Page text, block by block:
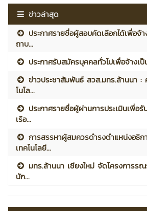
ข่าวล่าสุด
ประกาศรายชื่อผู้สอบคัดเลือกได้เพื่อจ้
ถาบ...
ประกาศรับสมัครบุคคลทั่วไปเพื่อจ้างเ
ข่าวประชาสัมพันธ์ สวส.มทร.ล้านนา :
โนโล...
ประกาศรายชื่อผู้ผ่านการประเมินเพื่อ
เรือ...
การสรรหาผู้สมควรดำรงตำแหน่งอธิ
เทคโนโลยี...
มทร.ล้านนา เชียงใหม่ จัดโครงการร
นัก...